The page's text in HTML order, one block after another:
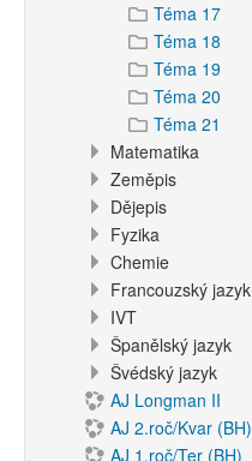
Téma 17
Téma 18
Téma 19
Téma 20
Téma 21
Matematika
Zeměpis
Dějepis
Fyzika
Chemie
Francouzský jazyk
IVT
Španělský jazyk
Švédský jazyk
AJ Longman II
AJ 2.roč/Kvar (BH)
AJ 1.roč/Ter (BH)